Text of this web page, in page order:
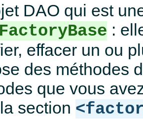
DAO qui est
:
effacer un ou
des méthodes
que vous
section